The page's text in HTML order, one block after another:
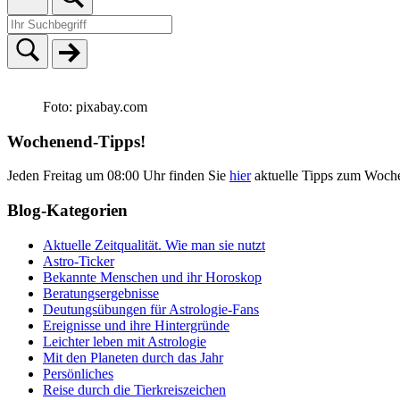
Foto: pixabay.com
Wochenend-Tipps!
Jeden Freitag um 08:00 Uhr finden Sie hieraktuelle Tipps zum
Blog-Kategorien
Aktuelle Zeitqualität. Wie man sie nutzt
Astro-Ticker
Bekannte Menschen und ihr Horoskop
Beratungsergebnisse
Deutungsübungen für Astrologie-Fans
Ereignisse und ihre Hintergründe
Leichter leben mit Astrologie
Mit den Planeten durch das Jahr
Persönliches
Reise durch die Tierkreiszeichen